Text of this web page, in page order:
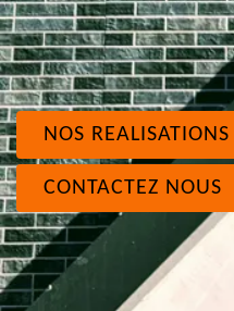
NOS REALISATIONS
CONTACTEZ NOUS